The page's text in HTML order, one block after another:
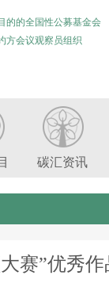
的的全国性公募基金会
方会议观察员组织
碳汇资讯
赛”优秀作